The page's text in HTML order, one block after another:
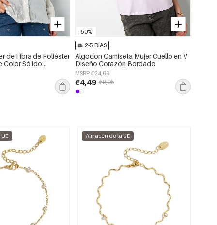
de Fibra de Poliéster
Color Sólido
-50%
2-5 DÍAS
Algodón Camiseta Mujer Cuello en V
Diseño Corazón Bordado
MSRP €24,99
€4,49 €8,95
Almacén de la UE